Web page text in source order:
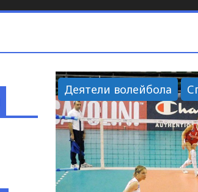
Деятели волейбола